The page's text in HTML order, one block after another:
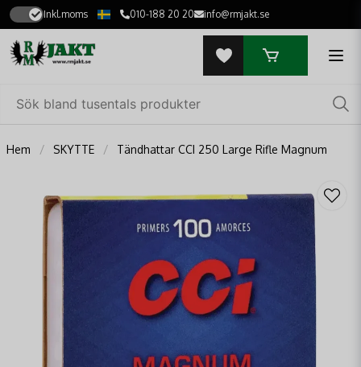
Inkl.moms 010-188 20 20 info@rmjakt.se
Hem SKYTTE Tändhattar CCI 250 Large Rifle Magnum